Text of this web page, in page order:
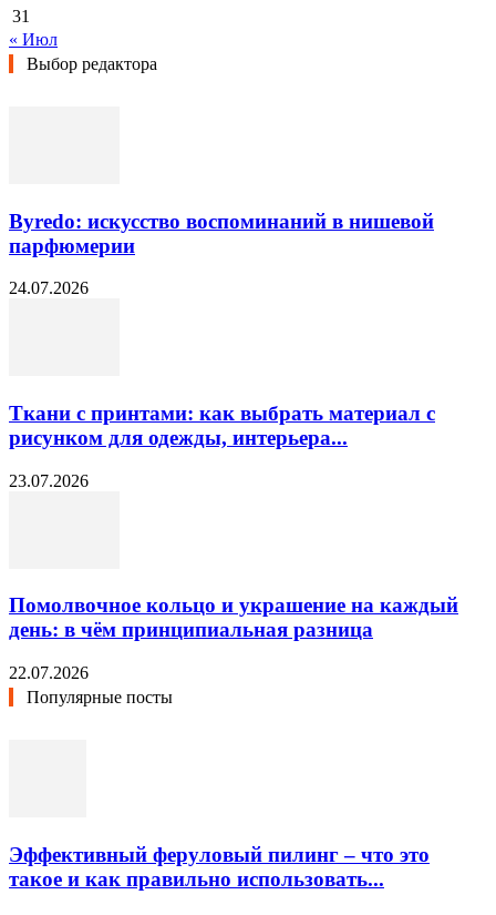
31
« Июл
Выбор редактора
Byredo: искусство воспоминаний в нишевой
парфюмерии
24.07.2026
Ткани с принтами: как выбрать материал с
рисунком для одежды, интерьера...
23.07.2026
Помолвочное кольцо и украшение на каждый
день: в чём принципиальная разница
22.07.2026
Популярные посты
Эффективный феруловый пилинг – что это
такое и как правильно использовать...